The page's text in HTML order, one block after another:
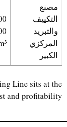
مصنع
التكييف
والتبريد
المركزي
الكبير
m³
Line sits at the
and profitability.